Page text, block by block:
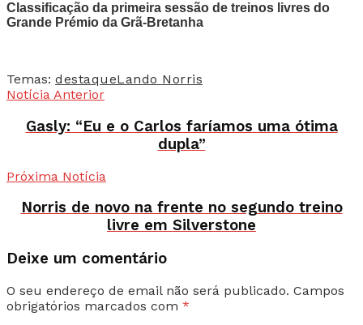
Classificação da primeira sessão de treinos livres do
Grande Prémio da Grã-Bretanha
Temas: destaqueLando Norris
Notícia Anterior
Gasly: “Eu e o Carlos faríamos uma ótima
dupla”
Próxima Notícia
Norris de novo na frente no segundo treino
livre em Silverstone
Deixe um comentário
O seu endereço de email não será publicado. Campos
obrigatórios marcados com *